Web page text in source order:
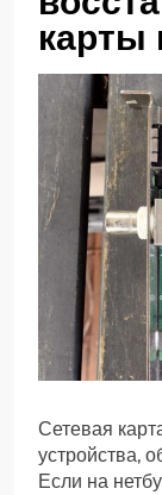
карты
Сетевая
устройства,
Если на